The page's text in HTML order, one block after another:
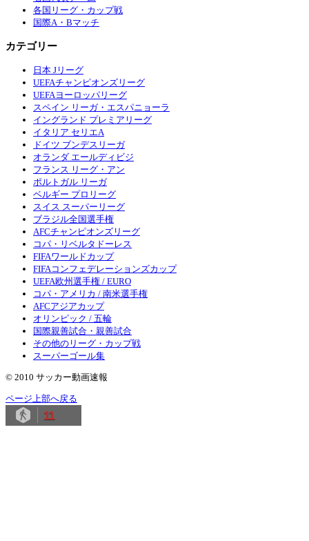
各国リーグ・カップ戦
国際A・Bマッチ
カテゴリー
日本 Jリーグ
UEFAチャンピオンズリーグ
UEFAヨーロッパリーグ
スペイン リーガ・エスパニョーラ
イングランド プレミアリーグ
イタリア セリエA
ドイツ ブンデスリーガ
オランダ エールディビジ
フランス リーグ・アン
ポルトガル リーガ
ベルギー プロリーグ
スイス スーパーリーグ
ブラジル全国選手権
AFCチャンピオンズリーグ
コパ・リベルタドーレス
FIFAワールドカップ
FIFAコンフェデレーションズカップ
UEFA欧州選手権 / EURO
コパ・アメリカ / 南米選手権
AFCアジアカップ
オリンピック / 五輪
国際親善試合・親善試合
その他のリーグ・カップ戦
スーパーゴール集
© 2010 サッカー動画速報
ページ上部へ戻る
11